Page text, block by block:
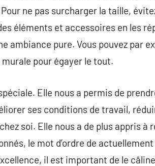
ne pas surcharger la taille,
éléments et accessoires en les
ambiance pure. Vous pouvez par
pour égayer le tout.
Elle nous a permis de
ses conditions de travail,
soi. Elle nous a de plus appris
le mot d’ordre de
il est important de le